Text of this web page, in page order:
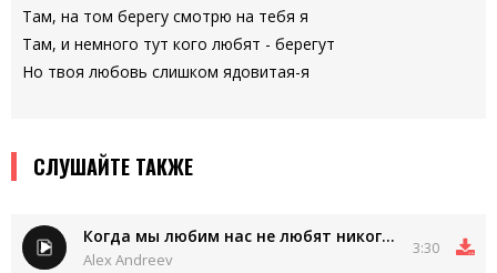
Там, на том берегу смотрю на тебя я
Там, и немного тут кого любят - берегут
Но твоя любовь слишком ядовитая-я
СЛУШАЙТЕ ТАКЖЕ
Когда мы любим нас не любят никогда
Alex Andreev
3:30